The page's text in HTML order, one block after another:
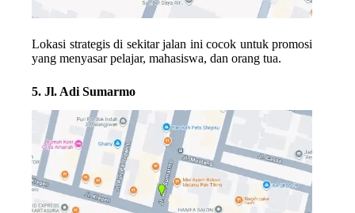
Lokasi strategis di sekitar jalan ini cocok untuk promosi
yang menyasar pelajar, mahasiswa, dan orang tua.
5. Jl. Adi Sumarmo